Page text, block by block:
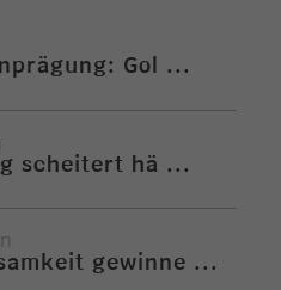
Gol ...
scheitert hä ...
gewinne ...